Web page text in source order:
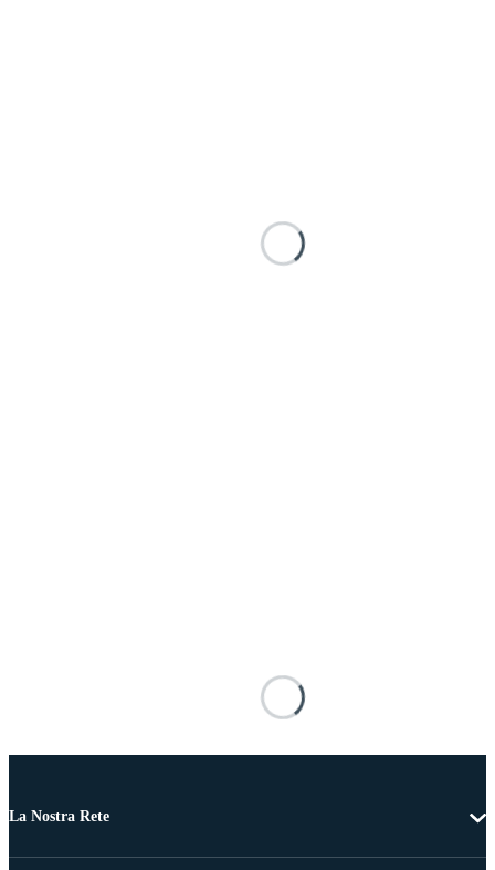
La Nostra Rete